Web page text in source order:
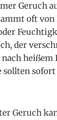
Geruch
oft
der
sollten
Geruch